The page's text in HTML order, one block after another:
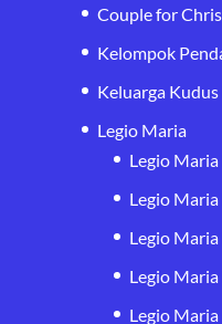
Couple for
Kelompok
Keluarga
Legio Maria
Legio
Legio
Legio
Legio
Legio Maria